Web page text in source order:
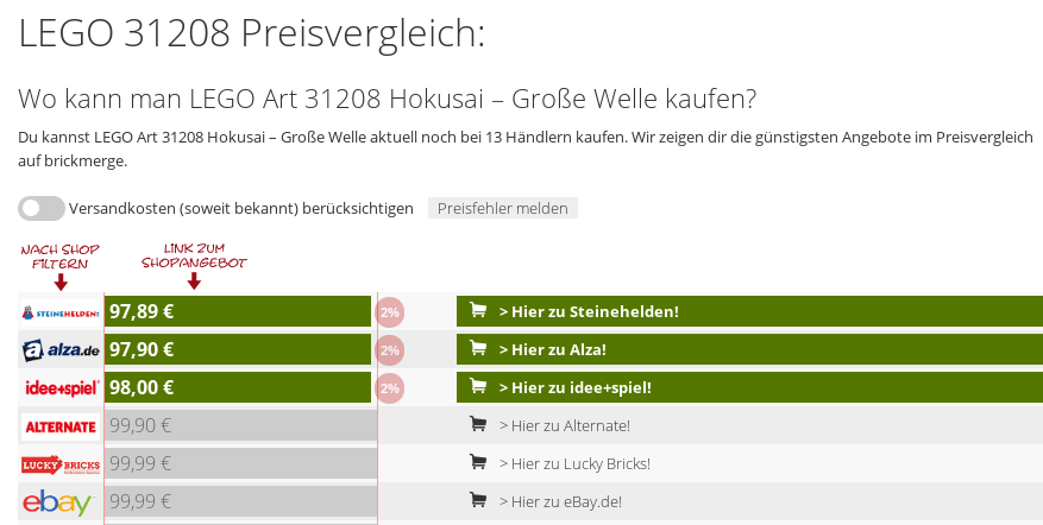
LEGO 31208 Preisvergleich:
Wo kann man LEGO Art 31208 Hokusai – Große Welle kaufen?
Du kannst LEGO Art 31208 Hokusai – Große Welle aktuell noch bei 13 Händlern kaufen. Wir zeigen dir die günstigsten Angebote im Preisvergleich
auf brickmerge.
Versandkosten (soweit bekannt) berücksichtigen Preisfehler melden
97,89 € 2% > Hier zu Steinehelden!
97,90 € 2% > Hier zu Alza!
98,00 € 2% > Hier zu idee+spiel!
99,90 € > Hier zu Alternate!
99,99 € > Hier zu Lucky Bricks!
99,99 € > Hier zu eBay.de!